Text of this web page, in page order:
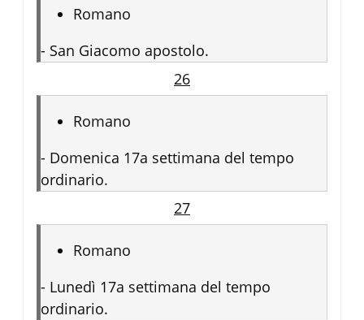
Romano
- San Giacomo apostolo.
26
Romano
- Domenica 17a settimana del tempo
ordinario.
27
Romano
- Lunedì 17a settimana del tempo
ordinario.